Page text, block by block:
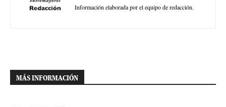
Información elaborada por el equipo de redacción.
MÁS INFORMACIÓN